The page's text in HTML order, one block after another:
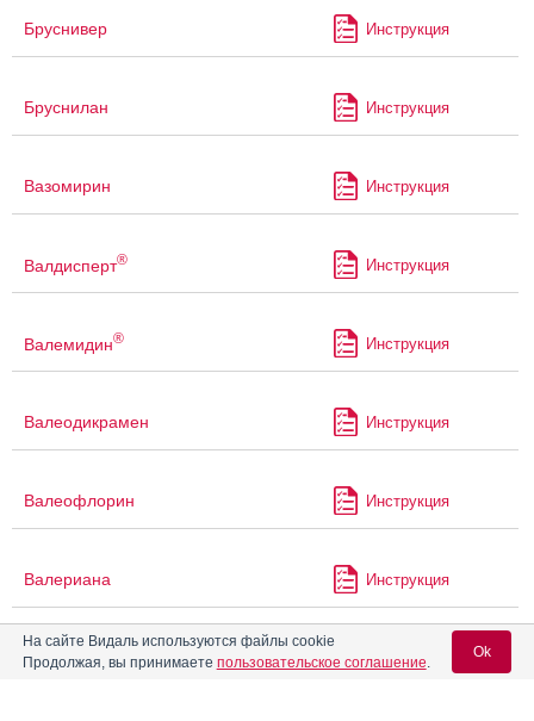
Бруснивер Инструкция
Бруснилан Инструкция
Вазомирин Инструкция
Валдисперт® Инструкция
Валемидин® Инструкция
Валеодикрамен Инструкция
Валеофлорин Инструкция
Валериана Инструкция
Валериана Форте Инструкция
На сайте Видаль используются файлы cookie
Продолжая, вы принимаете пользовательское соглашение.
Ok